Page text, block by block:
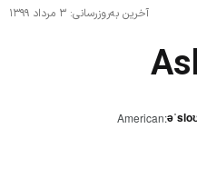
آخرین به‌روزرسانی: ۳ مرداد ۱۳۹۹
American: